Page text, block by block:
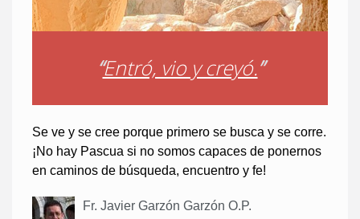
“Entró, vio y creyó.”
Se ve y se cree porque primero se busca y se corre.
¡No hay Pascua si no somos capaces de ponernos
en caminos de búsqueda, encuentro y fe!
Fr. Javier Garzón Garzón O.P.